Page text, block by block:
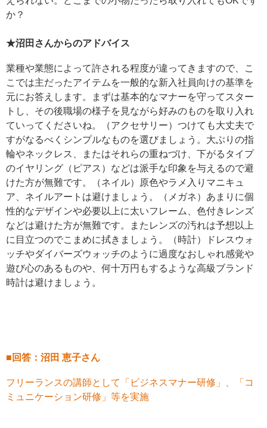
か？
★沼田さんからのアドバイス
業種や業態によって許される程度が違ってきますので、こ
こでは主だったアイテムを一般的な新入社員向けの基準を
元にお答えします。まずは基本的なマナーを守ってスター
トし、その後職場の様子を見ながら好みのものを取り入れ
ていってくださいね。（アクセサリー）つけても大丈夫で
すがなるべくシンプルなものを選びましょう。大ぶりの指
輪やネックレス、またはそれらの重ねづけ、下がるタイプ
のイヤリング（ピアス）などは派手な印象を与えるので避
けた方が無難です。（ネイル）原色やラメ入りマニキュ
ア、ネイルアートは避けましょう。（メガネ）あまりに個
性的なデザインや必要以上に太いフレーム、色付きレンズ
などは避けた方が無難です。またレンズの汚れは予想以上
に目立つのでこまめに拭きましょう。（時計）ドレスウォ
ッチやダイバーズウォッチのように過度なおしゃれ感覚や
遊び心のあるものや、何十万円もするような高級ブランド
時計は避けましょう。
■回答：沼田 恵子さん
フリーランスの講師として「ビジネスマナー研修」、「コ
ミュニケーション研修」等を実施